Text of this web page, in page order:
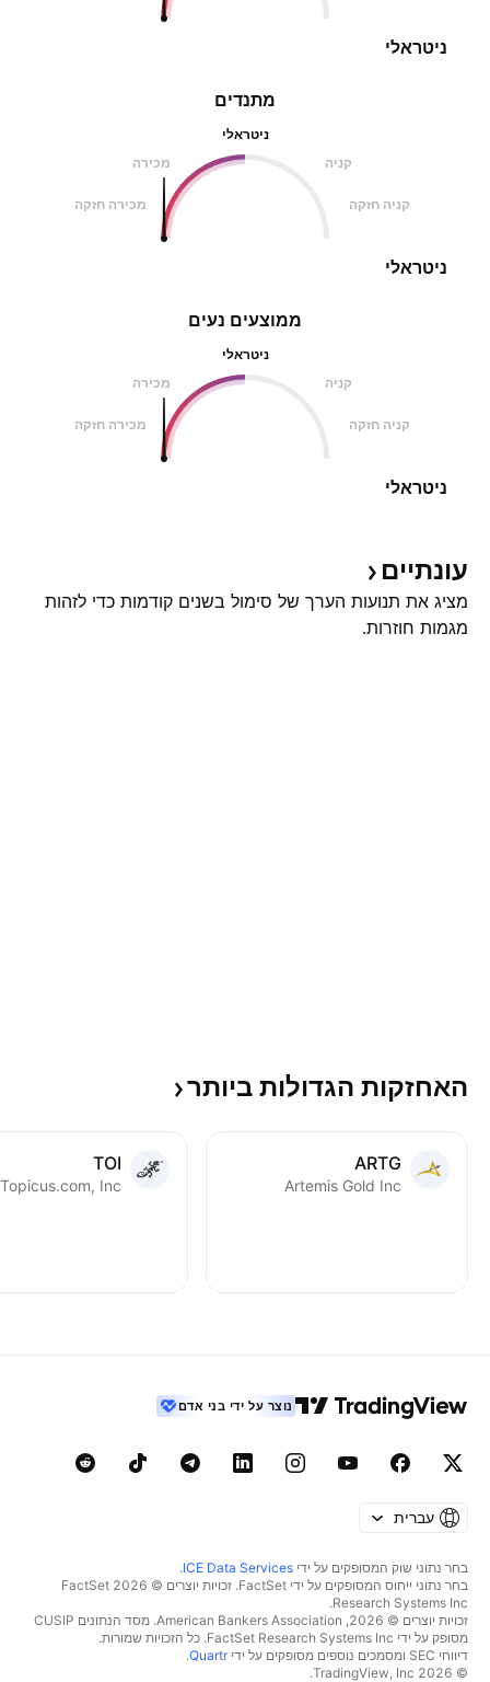
מתנדים
ניטראלי
מכירה
קניה
מכירה חזקה קניה חזקה
ניטראלי
ניטראלי
ממוצעים נעים
ניטראלי
מכירה
קניה
מכירה חזקה קניה חזקה
ניטראלי
עונתיים
מציג את תנועות הערך של סימול בשנים קודמות כדי לזהות
מגמות חוזרות.
האחזקות הגדולות ביותר
ARTG
Artemis Gold Inc
TOI
Topicus.com, Inc.
נוצר על ידי בני אדם
עברית
בחר נתוני שוק המסופקים על ידי ICE Data Services
.
בחר נתוני ייחוס המסופקים על ידי FactSet. זכויות יוצרים © 2026 ‏FactSet
Research Systems Inc.‏
זכויות יוצרים © 2026, ‏American Bankers Association. מסד הנתונים CUSIP
מסופק על ידי FactSet Research Systems Inc. כל הזכויות שמורות.
דיווחי SEC ומסמכים נוספים מסופקים על ידי
Quartr
.
© 2026 ‏TradingView, Inc.‏